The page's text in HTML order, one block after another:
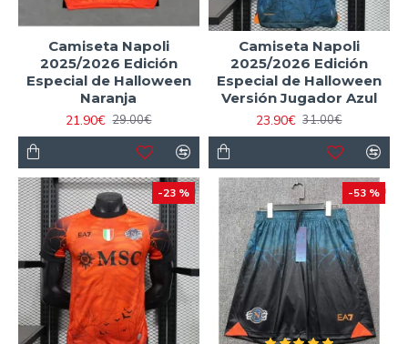
Camiseta Napoli
2025/2026 Edición
Especial de Halloween
Naranja
21.90€ 29.00€
Camiseta Napoli
2025/2026 Edición
Especial de Halloween
Versión Jugador Azul
23.90€ 31.00€
-23 % -53 %